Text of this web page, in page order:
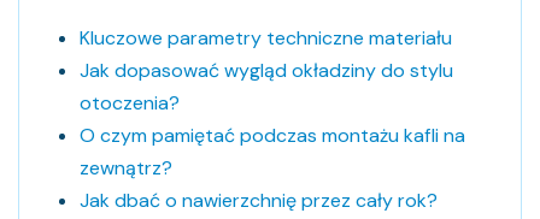
Kluczowe parametry techniczne materiału
Jak dopasować wygląd okładziny do stylu
otoczenia?
O czym pamiętać podczas montażu kafli na
zewnątrz?
Jak dbać o nawierzchnię przez cały rok?